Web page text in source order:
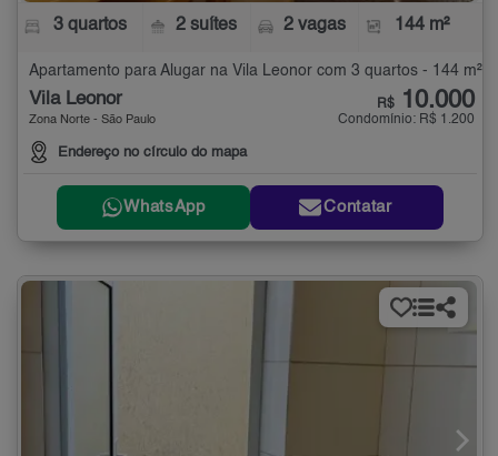
3 quartos 2 suítes 2 vagas 144 m²
Apartamento para Alugar na Vila Leonor com 3 quartos - 144 m²
Vila Leonor
Zona Norte - São Paulo
Endereço no círculo do mapa
R$ 10.000
Condomínio: R$ 1.200
WhatsApp Contatar